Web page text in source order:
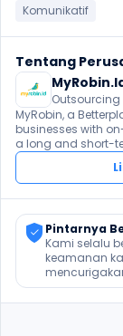
Komunikatif
Tentang
Outsourcing
MyRobin, a
businesses with
a long and short-
Pintarnya
Kami selalu
keamanan